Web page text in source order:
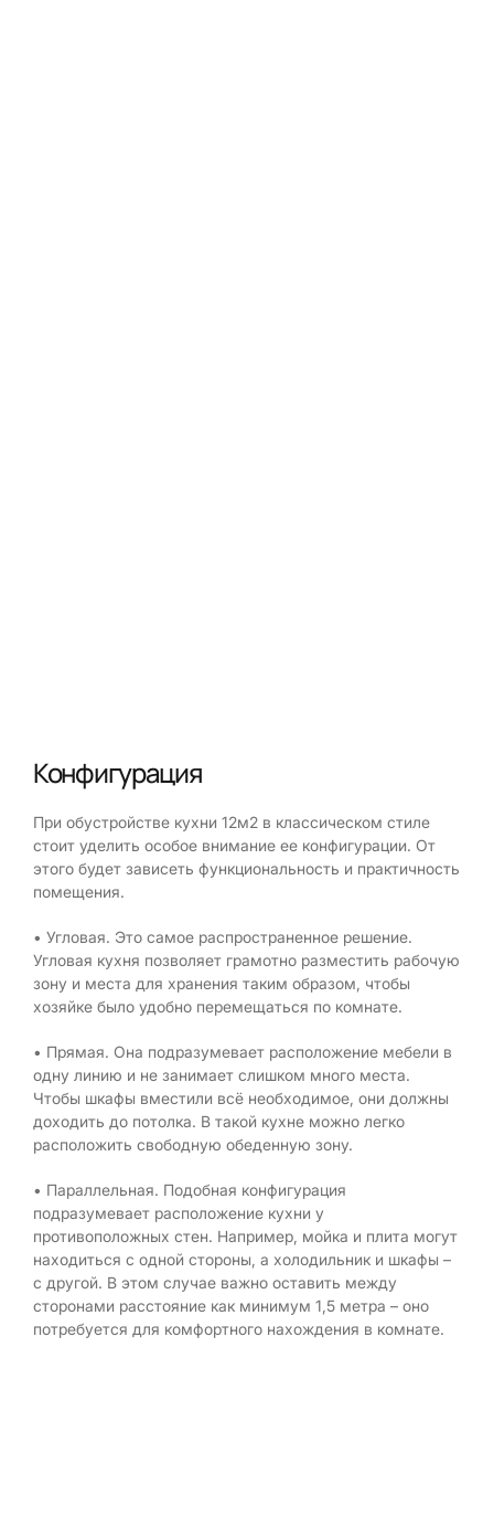
Конфигурация
При обустройстве кухни 12м2 в классическом стиле
стоит уделить особое внимание ее конфигурации. От
этого будет зависеть функциональность и практичность
помещения.
• Угловая. Это самое распространенное решение.
Угловая кухня позволяет грамотно разместить рабочую
зону и места для хранения таким образом, чтобы
хозяйке было удобно перемещаться по комнате.
• Прямая. Она подразумевает расположение мебели в
одну линию и не занимает слишком много места.
Чтобы шкафы вместили всё необходимое, они должны
доходить до потолка. В такой кухне можно легко
расположить свободную обеденную зону.
• Параллельная. Подобная конфигурация
подразумевает расположение кухни у
противоположных стен. Например, мойка и плита могут
находиться с одной стороны, а холодильник и шкафы –
с другой. В этом случае важно оставить между
сторонами расстояние как минимум 1,5 метра – оно
потребуется для комфортного нахождения в комнате.